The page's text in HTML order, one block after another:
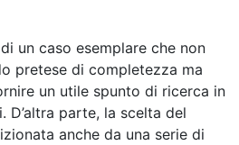
un caso esemplare che non
pretese di completezza ma
un utile spunto di ricerca in
parte, la scelta del
anche da una serie di